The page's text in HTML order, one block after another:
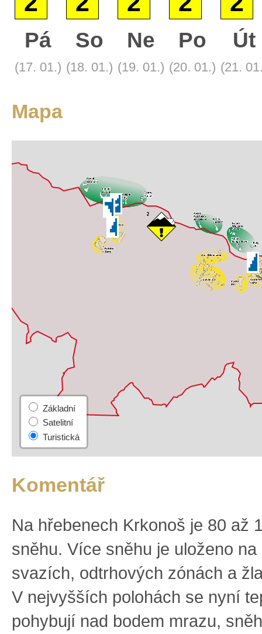
Pá
(17. 01.)
So
(18. 01.)
Ne
(19. 01.)
Po
(20. 01.)
Út
(21.
Mapa
Základní
Turistická
Komentář
Na hřebenech Krkonoš je 80 až
sněhu. Více sněhu je uloženo
svazích, odtrhových zónách a
V nejvyšších polohách se nyní
pohybují nad bodem mrazu,